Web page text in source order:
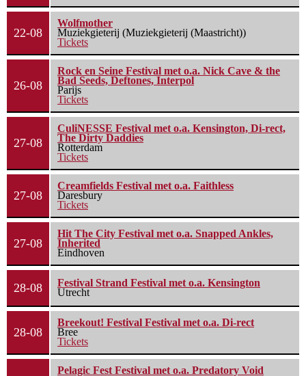
22-08
Wolfmother
Muziekgieterij (Muziekgieterij (Maastricht))
Tickets
26-08
Rock en Seine Festival met o.a. Nick Cave & the
Bad Seeds, Deftones, Interpol
Parijs
Tickets
27-08
CuliNESSE Festival met o.a. Kensington, Di-rect,
The Dirty Daddies
Rotterdam
Tickets
27-08
Creamfields Festival met o.a. Faithless
Daresbury
Tickets
27-08
Hit The City Festival met o.a. Snapped Ankles,
Inherited
Eindhoven
28-08
Festival Strand Festival met o.a. Kensington
Utrecht
28-08
Breekout! Festival Festival met o.a. Di-rect
Bree
Tickets
Pelagic Fest Festival met o.a. Predatory Void